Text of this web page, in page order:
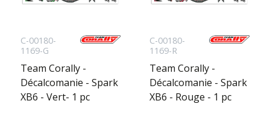
C-00180-
1169-G
Team Corally -
Décalcomanie - Spark
XB6 - Vert- 1 pc
C-00180-
1169-R
Team Corally -
Décalcomanie - Spark
XB6 - Rouge - 1 pc